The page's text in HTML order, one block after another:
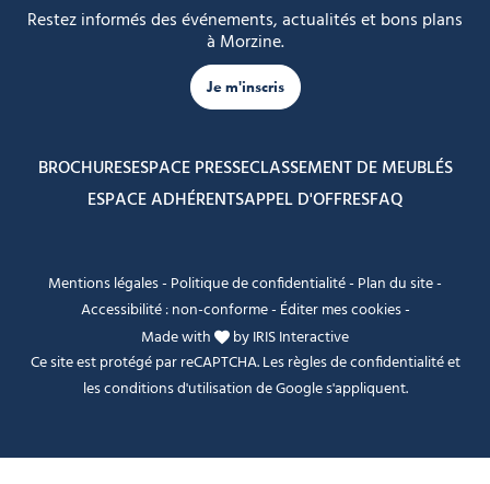
Restez informés des événements, actualités et bons plans
à Morzine.
Je m'inscris
BROCHURESESPACE PRESSECLASSEMENT DE MEUBLÉS
ESPACE ADHÉRENTSAPPEL D'OFFRESFAQ
Mentions légales- Politique de confidentialité- Plan du site-
Accessibilité : non-conforme- Éditer mes cookies-
Made with
byIRIS Interactive
Ce site est protégé par reCAPTCHA. Lesrègles de confidentialitéet
lesconditions d'utilisationde Google s'appliquent.